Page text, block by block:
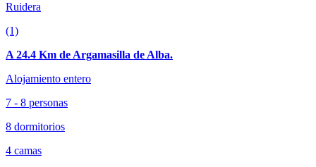
Ruidera
(1)
A 24.4 Km de Argamasilla de Alba.
Alojamiento entero
7 - 8 personas
8 dormitorios
4 camas